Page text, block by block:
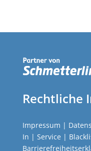
Rechtliche
Impressum |
In | Service |